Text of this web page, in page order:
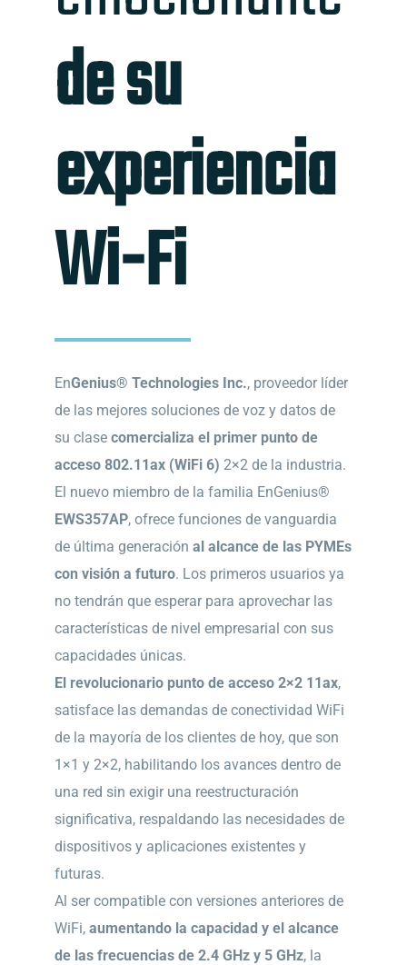
de su
experiencia
Wi-Fi
EnGenius® Technologies Inc., proveedor líder
de las mejores soluciones de voz y datos de
su clase comercializa el primer punto de
acceso 802.11ax (WiFi 6) 2×2 de la industria.
El nuevo miembro de la familia EnGenius®
EWS357AP, ofrece funciones de vanguardia
de última generación al alcance de las PYMEs
con visión a futuro. Los primeros usuarios ya
no tendrán que esperar para aprovechar las
características de nivel empresarial con sus
capacidades únicas.
El revolucionario punto de acceso 2×2 11ax,
satisface las demandas de conectividad WiFi
de la mayoría de los clientes de hoy, que son
1×1 y 2×2, habilitando los avances dentro de
una red sin exigir una reestructuración
significativa, respaldando las necesidades de
dispositivos y aplicaciones existentes y
futuras.
Al ser compatible con versiones anteriores de
WiFi, aumentando la capacidad y el alcance
de las frecuencias de 2.4 GHz y 5 GHz, la